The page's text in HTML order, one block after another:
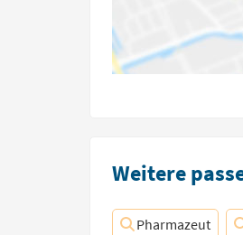
Weitere
Pharmazeut